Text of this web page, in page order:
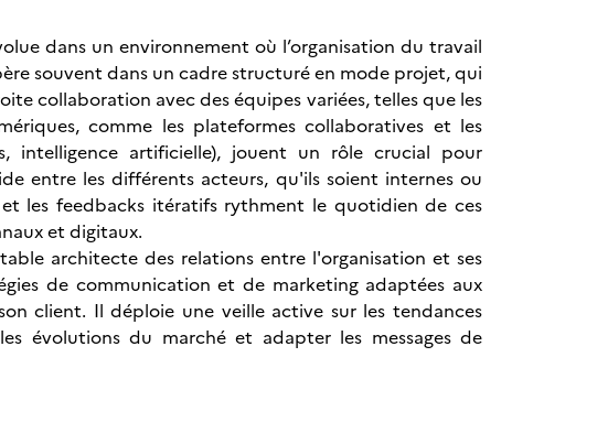
dans un environnement où l’organisation du travail
souvent dans un cadre structuré en mode projet, qui
collaboration avec des équipes variées, telles que les
comme les plateformes collaboratives et les
intelligence artificielle), jouent un rôle crucial pour
entre les différents acteurs, qu'ils soient internes ou
et les feedbacks itératifs rythment le quotidien de ces
et digitaux.
architecte des relations entre l'organisation et ses
de communication et de marketing adaptées aux
client. Il déploie une veille active sur les tendances
évolutions du marché et adapter les messages de